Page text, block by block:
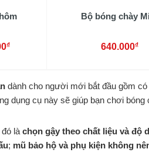
₫
Bộ bóng chày
640.000₫
dành cho người mới bắt đầu gồm có
dụng cụ này sẽ giúp bạn chơi bóng
là chọn gậy theo chất liệu và độ
; mũ bảo hộ và phụ kiện không